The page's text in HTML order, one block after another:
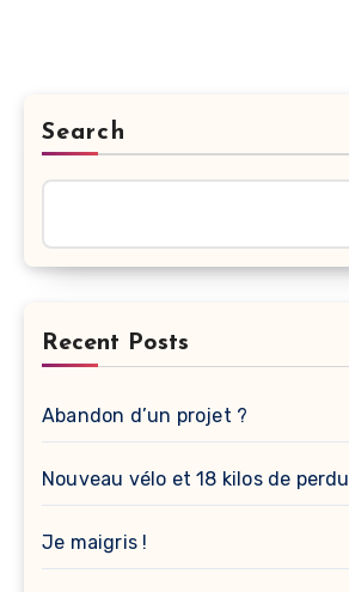
Search
Recent Posts
Abandon d’un projet ?
Nouveau vélo et 18 kilos de perdu
Je maigris !